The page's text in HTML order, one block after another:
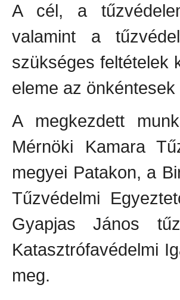
A cél, a
valamint a
szükséges feltételek
eleme az
A megkezdett
Mérnöki Kamara
megyei Patakon, a
Tűzvédelmi
Gyapjas János
Katasztrófavédelmi
meg.